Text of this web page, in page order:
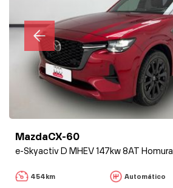
MazdaCX-60
e-Skyactiv D MHEV 147kw 8AT Homura
454km Automático